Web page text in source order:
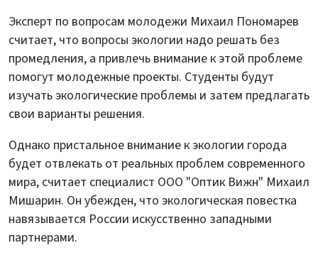
Эксперт по вопросам молодежи Михаил Пономарев
считает, что вопросы экологии надо решать без
промедления, а привлечь внимание к этой проблеме
помогут молодежные проекты. Студенты будут
изучать экологические проблемы и затем предлагать
свои варианты решения.
Однако пристальное внимание к экологии города
будет отвлекать от реальных проблем современного
мира, считает специалист ООО "Оптик Вижн" Михаил
Мишарин. Он убежден, что экологическая повестка
навязывается России искусственно западными
партнерами.